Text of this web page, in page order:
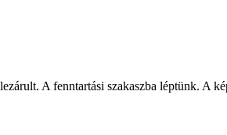
A fenntartási szakaszba léptünk. A